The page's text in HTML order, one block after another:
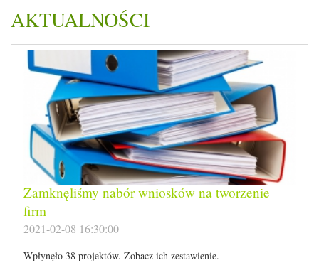
AKTUALNOŚCI
Zamknęliśmy nabór wniosków na tworzenie
firm
2021-02-08 16:30:00
Wpłynęło 38 projektów. Zobacz ich zestawienie.